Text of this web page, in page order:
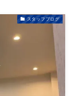
スタッフブログ